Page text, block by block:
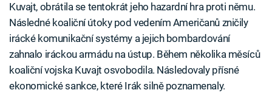
Kuvajt, obrátila se tentokrát jeho hazardní hra proti němu.
Následné koaliční útoky pod vedením Američanů zničily
irácké komunikační systémy a jejich bombardování
zahnalo iráckou armádu na ústup. Během několika měsíců
koaliční vojska Kuvajt osvobodila. Následovaly přísné
ekonomické sankce, které Irák silně poznamenaly.